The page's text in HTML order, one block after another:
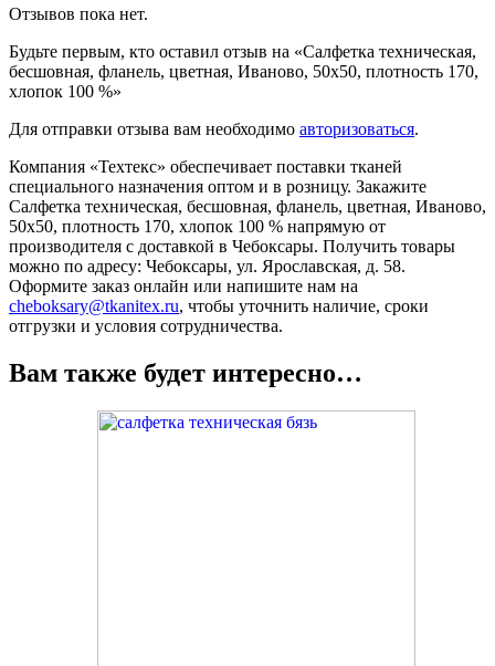
Отзывов пока нет.
Будьте первым, кто оставил отзыв на «Салфетка техническая,
бесшовная, фланель, цветная, Иваново, 50х50, плотность 170,
хлопок 100 %»
Для отправки отзыва вам необходимо авторизоваться.
Компания «Техтекс» обеспечивает поставки тканей
специального назначения оптом и в розницу. Закажите
Салфетка техническая, бесшовная, фланель, цветная, Иваново,
50х50, плотность 170, хлопок 100 % напрямую от
производителя с доставкой в Чебоксары. Получить товары
можно по адресу: Чебоксары, ул. Ярославская, д. 58.
Оформите заказ онлайн или напишите нам на
cheboksary@tkanitex.ru, чтобы уточнить наличие, сроки
отгрузки и условия сотрудничества.
Вам также будет интересно…